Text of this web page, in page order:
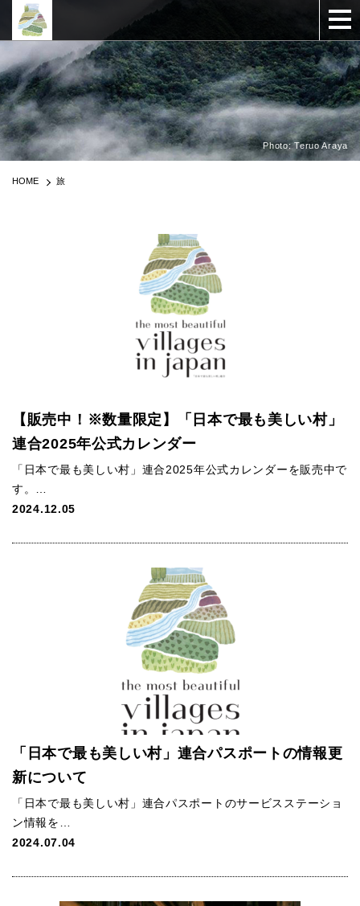
Photo: Teruo Araya
HOME 旅
【販売中！※数量限定】「日本で最も美しい村」
連合2025年公式カレンダー
「日本で最も美しい村」連合2025年公式カレンダーを販売中で
す。…
2024.12.05
「日本で最も美しい村」連合パスポートの情報更
新について
「日本で最も美しい村」連合パスポートのサービスステーショ
ン情報を…
2024.07.04